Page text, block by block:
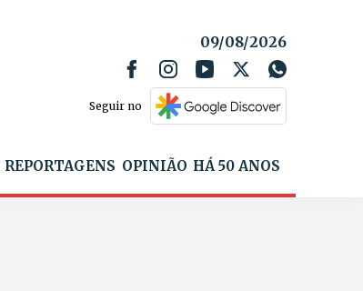
09/08/2026
Seguir no
REPORTAGENS OPINIÃO HÁ 50 ANOS